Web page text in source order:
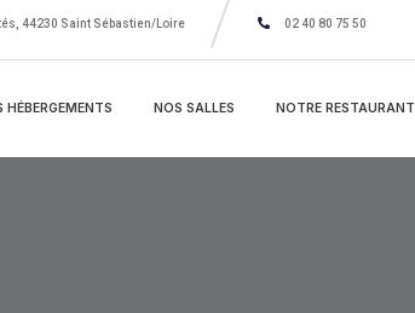
44230 Saint Sébastien/Loire 02 40 80 75 50
HÉBERGEMENTS NOS SALLES NOTRE RESTAURANT